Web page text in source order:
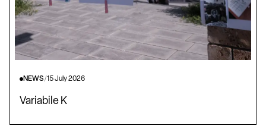
NEWS/15 July 2026
Variabile K